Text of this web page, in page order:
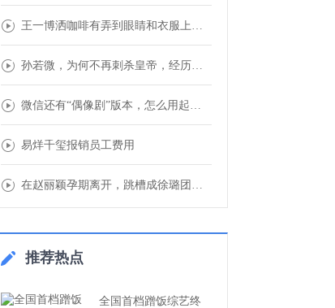
王一博洒咖啡有弄到眼睛和衣服上，但却拿抹布
孙若微，为何不再刺杀皇帝，经历让她内心通达
微信还有“偶像剧”版本，怎么用起来怪怪的.
易烊千玺报销员工费用
在赵丽颖孕期离开，跳槽成徐璐团队一员，这位
推荐热点
全国首档蹭饭综艺终